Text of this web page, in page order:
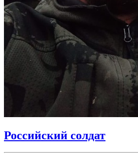
Российский солдат